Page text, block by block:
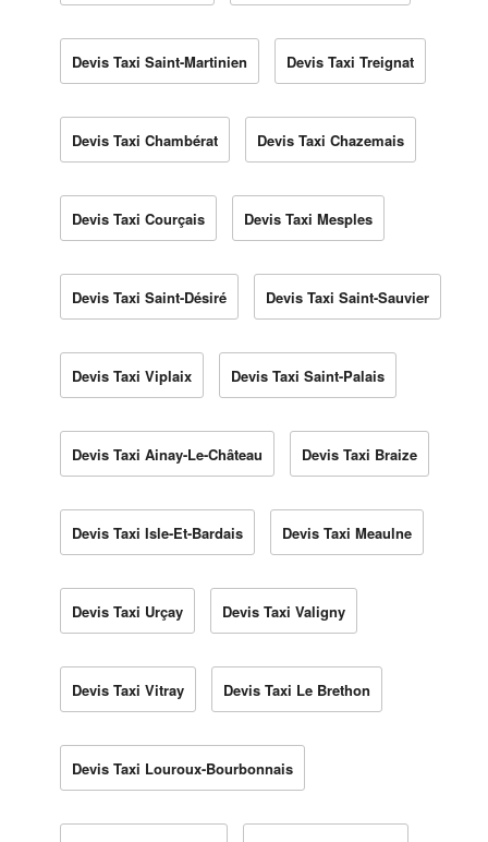
Devis Taxi Saint-Martinien Devis Taxi Treignat
Devis Taxi Chambérat Devis Taxi Chazemais
Devis Taxi Courçais Devis Taxi Mesples
Devis Taxi Saint-Désiré Devis Taxi Saint-Sauvier
Devis Taxi Viplaix Devis Taxi Saint-Palais
Devis Taxi Ainay-Le-Château Devis Taxi Braize
Devis Taxi Isle-Et-Bardais Devis Taxi Meaulne
Devis Taxi Urçay Devis Taxi Valigny
Devis Taxi Vitray Devis Taxi Le Brethon
Devis Taxi Louroux-Bourbonnais